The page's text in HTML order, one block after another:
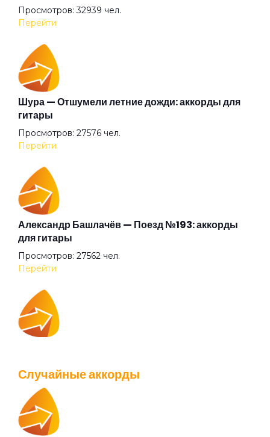
Гиперболоид
Глаза очерчены углём
Говорит и показывает
Граф "Д"
Дай себя сорвать
Два великана
Две судьбы
Декаданс
Дикая певица
Дикие игры
Просмотров: 32939 чел.
Перейти
Шура — Отшумели летние дожди: аккорды для
гитары
Просмотров: 27576 чел.
Перейти
Александр Башлачёв — Поезд №193: аккорды
для гитары
Просмотров: 27562 чел.
Перейти
Перейти
Случайные аккорды